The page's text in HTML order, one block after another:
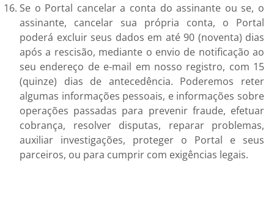
Se o Portal cancelar a conta do assinante ou se, o
assinante, cancelar sua própria conta, o Portal
poderá excluir seus dados em até 90 (noventa) dias
após a rescisão, mediante o envio de notificação ao
seu endereço de e-mail em nosso registro, com 15
(quinze) dias de antecedência. Poderemos reter
algumas informações pessoais, e informações sobre
operações passadas para prevenir fraude, efetuar
cobrança, resolver disputas, reparar problemas,
auxiliar investigações, proteger o Portal e seus
parceiros, ou para cumprir com exigências legais.